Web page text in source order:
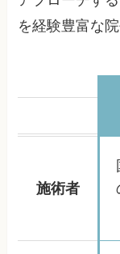
を経験豊富な
施術者